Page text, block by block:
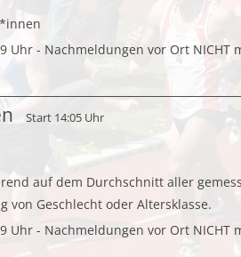
Uhr - Nachmeldungen vor Ort NICHT
Start 14:05 Uhr
auf dem Durchschnitt aller
von Geschlecht oder Altersklasse.
Uhr - Nachmeldungen vor Ort NICHT